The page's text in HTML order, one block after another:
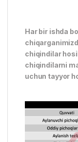
Har bir ishda
chiqindilar
chiqindilarni
uchun tayyor